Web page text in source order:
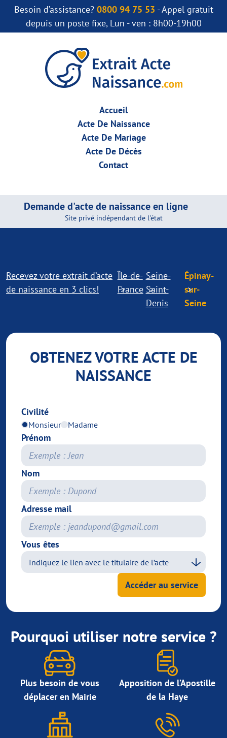
Besoin d’assistance? 0800 94 75 53 - Appel gratuit
depuis un poste fixe, Lun - ven : 8h00-19h00
Accueil
Acte De Naissance
Acte De Mariage
Acte De Décès
Contact
Demande d'acte de naissance en ligne
Site privé indépendant de l'état
Recevez votre extrait d’acte
de naissance en 3 clics!
Île-de-
France
Seine-
Saint-
Denis
Épinay-
sur-
Seine
OBTENEZ VOTRE ACTE DE
NAISSANCE
Civilité
Monsieur Madame
Prénom
Nom
Adresse mail
Vous êtes
Accéder au service
Pourquoi utiliser notre service ?
Plus besoin de vous
déplacer en Mairie
Apposition de l’Apostille
de la Haye